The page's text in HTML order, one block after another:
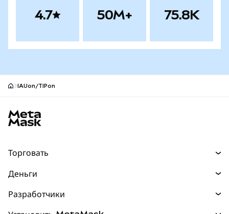
4.7 50M+ 75.8K
IAUon/TIPon
Торговать
Прогнозы
Деньги
Разработчики